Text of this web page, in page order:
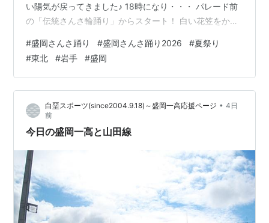
い陽気が戻ってきました♪ 18時になり・・・ パレード前
の「伝統さんさ輪踊り」からスタート！ 白い花笠をかぶ
す。 ※ お盆に地区で踊られている様子
cgon.hatenablog.com 盛岡市内とその周辺には、地域ご
とに踊り継がれている様々な「さんさ踊り」がありま
す。 観光産業のため、踊り方を統一して中心部に集めた
のが、これからはじまる「盛岡さんさ踊りパレード」に
なります！ …
#盛岡さんさ踊り #盛岡さんさ踊り2026 #夏祭り
#東北 #岩手 #盛岡
白堊スポーツ(since2004.9.18)～盛岡一高応援ページ • 4日
前
今日の盛岡一高と山田線